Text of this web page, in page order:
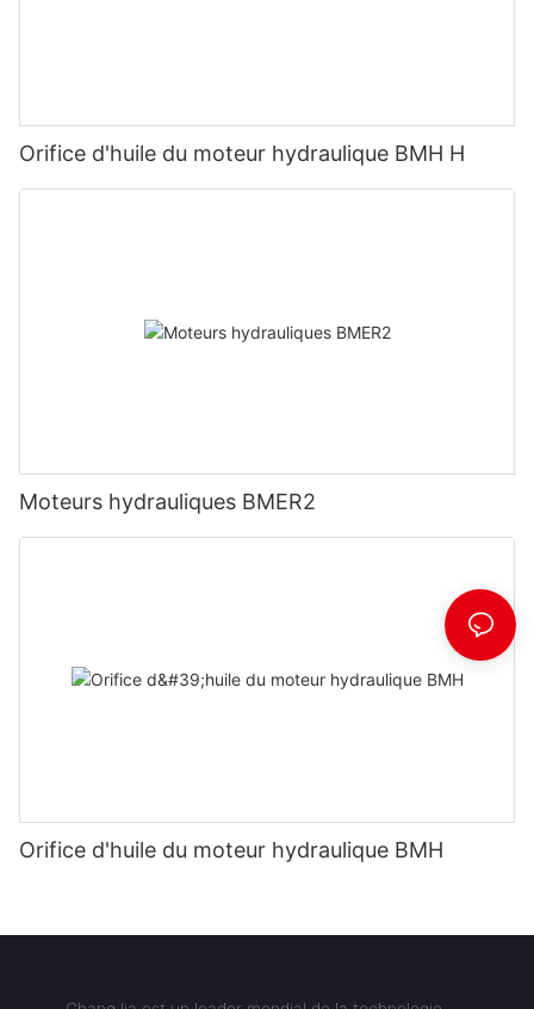
Orifice d'huile du moteur hydraulique BMH H
Moteurs hydrauliques BMER2
Orifice d'huile du moteur hydraulique BMH